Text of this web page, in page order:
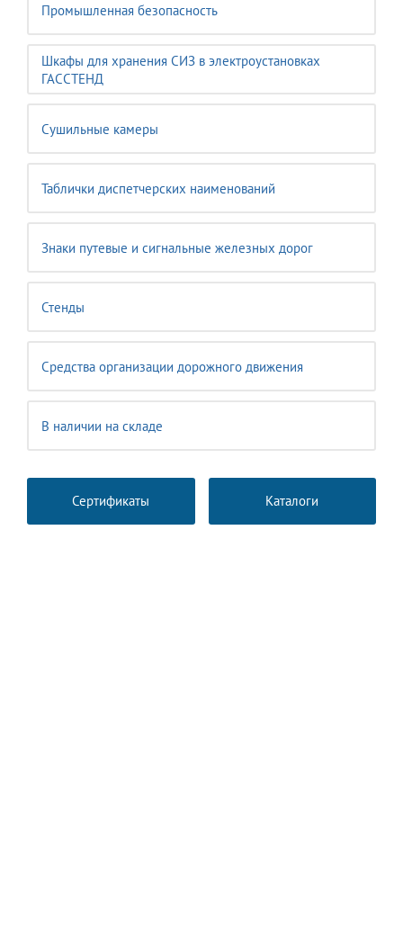
Промышленная безопасность
Шкафы для хранения СИЗ в электроустановках
ГАССТЕНД
Сушильные камеры
Таблички диспетчерских наименований
Знаки путевые и сигнальные железных дорог
Стенды
Средства организации дорожного движения
В наличии на складе
Сертификаты Каталоги